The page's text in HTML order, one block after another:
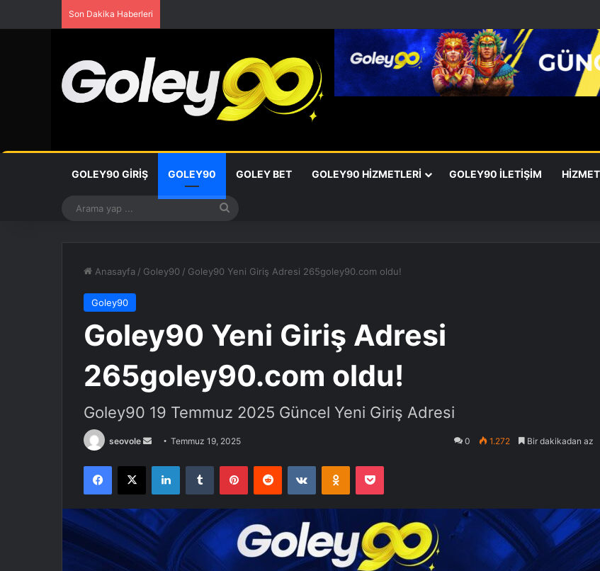
Son Dakika Haberleri
GOLEY90 GIRIŞ GOLEY90 GOLEY BET GOLEY90 HIZMETLERI GOLEY90 İLETIŞIM
Anasayfa / Goley90 / Goley90 Yeni Giriş Adresi 265goley90.com oldu!
Goley90
Goley90 Yeni Giriş Adresi
265goley90.com oldu!
Goley90 19 Temmuz 2025 Güncel Yeni Giriş Adresi
seovole
Bir
posta
göndermek
Temmuz 19, 2025 0 1.272 Bir dakikadan az
Facebook
X LinkedInTumblr PinterestReddit VKontakteOdnoklassniki
Pocket